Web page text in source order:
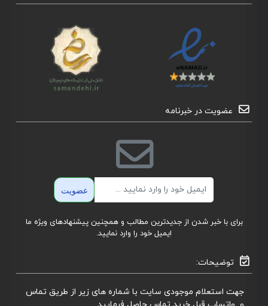
عضویت در خبرنامه
عضویت
برای با خبر شدن از جدیدترین مطالب و همچنین پیشنهادهای ویژه ما
ایمیل خود را وارد نمایید.
توضیحات:
جهت استعلام موجودی سایت با شماره های زیر از طریق تماس